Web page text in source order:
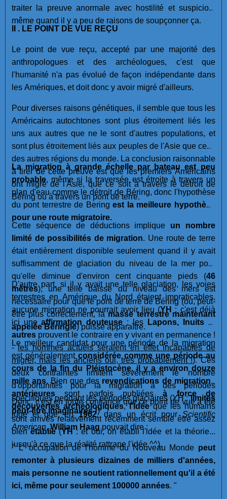
traiter la preuve anormale avec hostilité et suspicion,
même quand il y a peu de raisons de soupçonner ça.
II . LE POINT DE VUE REÇU
Le point de vue reçu, accepté par une majorité des
anthropologues et des archéologues, c'est que
l'humanité n'a pas évolué de façon indépendante dans
les Amériques, et doit donc y avoir migré d'ailleurs.
Pour diverses raisons génétiques, il semble que tous les
Américains autochtones sont plus étroitement liés les
uns aux autres que ne le sont d'autres populations, et
sont plus étroitement liés aux peuples de l'Asie que ceux
des autres régions du monde. La conclusion raisonnable
à tirer de cette preuve est que les premiers Américains
ont migré de l'Asie, que ce soit à travers le détroit de
Béring ou à travers un pont de terre.
La migration à grande échelle par bateau est peu
probable, même si la traversée est étroite à travers un
plan d'eau comme le détroit de Béring, donc l'hypothèse
du pont terrestre de Bering est la meilleure hypothèse
pour une route migratoire.
Cette séquence de déductions implique un nombre
limité de possibilités de migration. Une route de terre
était entièrement disponible seulement quand il y avait
suffisamment de glaciation du niveau de la mer pour
qu'elle diminue d'environ cent cinquante pieds (46
mètres), une telle baisse du niveau des mers est
nécessaire pour que le pont de terre de Béring (ou, peut-
être plus correctement, lamasse terrestre maintenant
appelée Béringie) puisse apparaître.
D'autre part, si il y avait une telle glaciation, les voies
terrestres en Amérique du Nord étaient impraticables,
aucune migration ne pourrait avoir lieu (YH : c'est déjà
ici une affirmation douteuse : les Lapons, Inuits et
autres prouvent le contraire en y vivant en permanence !
-les hommes actuels seraient en effet incapables de
migrer, mais les anciens oui, très probablement !). Ces
deux contraintes limitent sévèrement le nombre
d'opportunités pour la migration à des périodes
spécifiques pendant les périodes glaciaires (YH :limites
peut-être imaginaires !)
Le meilleur candidat pour une période de la migration
est généralement considérée comme une période au
cours de la fin du Pléistocène, il y a environ douze
mille ans. Bien que des revendications de migrations
antérieures sont parfois publiées à force de
découvertes archéologiques,l'idéeque les humains
sont arrivés relativement récemment semble être assez
bienétablie(YH: et oui, on établi l'idée et la théorie...
jusqu'à ce que la réalité rattrape l'idée ^^).
Donc, c'est en toute confiance que ce point de vue a été
jugé et que, en1962, dans un écrit pourScientific
American,William Haagpouvait dire :
" L' occupation de l'homme du Nouveau Monde peut
remonter à plusieurs dizaines de milliers d'années,
mais personne ne soutient rationnellement qu'il a été
ici, même pour seulement 100000 années. "